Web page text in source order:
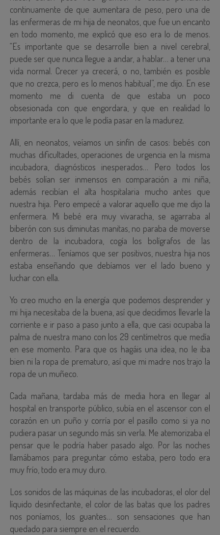
continuamente de que aumentara de peso, pero una de
las enfermeras de mi hija de neonatos, que fue un encanto
en todo momento, me explicó que eso era lo de menos.
“Es importante que se desarrolle bien a nivel cerebral,
puede ser que nunca llegue a andar, a hablar… a tener una
vida normal. Crecer ya crecerá, o no, también es posible
que no crezca, pero es lo menos habitual”, me dijo. En ese
momento me di cuenta de que estaba un poco
obsesionada con que engordara, y que en realidad lo
importante era lo que le podía pasar en la madurez.
Allí, en neonatos, veíamos un sinfín de casos: bebés con
muchas dificultades, operaciones de urgencia en la misma
incubadora, diagnósticos inesperados… Pero todos los
bebés solían ser inmensos en comparación a mi niña,
además recibían el alta hospitalaria mucho antes que
nuestra hija. Pero empecé a valorar aquello que me dijo la
enfermera. Mi bebé era muy vivaracha, se agarraba al
biberón con sus diminutas manitas, no paraba de moverse
dentro de la incubadora, cogía los bolígrafos de las
enfermeras… Teníamos que ser positivos, nuestra hija nos
estaba enseñando que debíamos ver el lado bueno y
luchar con ella.
Yo creo mucho en la energía que podemos desprender y
mi hija necesitaba de la buena, así que decidimos llevarle la
corriente e ir paso a paso junto a ella, que casi ocupaba la
palma de nuestra mano con los 29 centímetros que medía
en ese momento. Para que os hagáis una idea, no le iba
bien ni la ropa de prematuro, así que mi madre nos trajo la
ropa de un muñeco.
Cada mañana, tardaba más de media hora en llegar al
hospital en transporte público, subía en el ascensor con el
corazón en un puño y corría por el pasillo como si ya no
pudiera pasar un segundo más sin verla. Me atemorizaba el
pensar que le podría haber pasado algo. Por las noches
llamábamos para preguntar cómo estaba, pero todo era
muy frío, todo era muy duro.
Los sonidos de las máquinas de las incubadoras, el olor del
líquido desinfectante, el color de las batas que los padres
nos poníamos, los guantes… son sensaciones que han
quedado para siempre en el recuerdo.